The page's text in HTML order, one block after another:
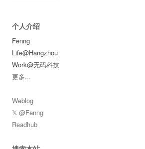
个人介绍
Fenng
Life@Hangzhou
Work@无码科技
更多...
Weblog
𝕏 @Fenng
Readhub